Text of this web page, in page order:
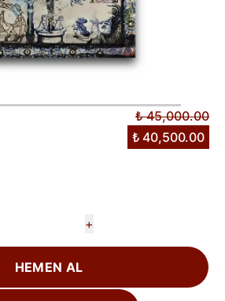
₺ 45,000.00
₺ 40,500.00
+
HEMEN AL